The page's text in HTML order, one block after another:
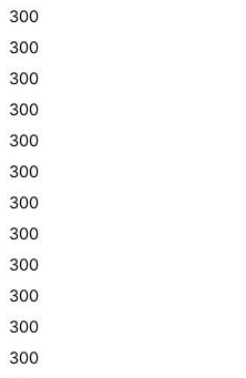
300
300
300
300
300
300
300
300
300
300
300
300